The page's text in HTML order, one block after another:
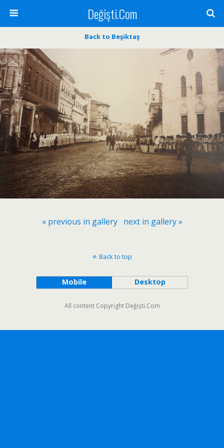
Değişti.Com
Back to Beşiktaş
« previous in gallery next in gallery »
Back to top
Mobile Desktop
All content Copyright Değişti.Com